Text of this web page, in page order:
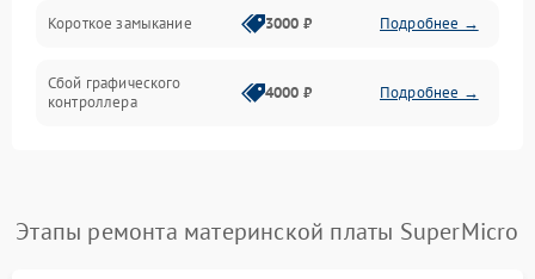
Короткое замыкание 3000 ₽ Подробнее →
Сбой графического
контроллера
4000 ₽ Подробнее →
Этапы ремонта материнской платы SuperMicro